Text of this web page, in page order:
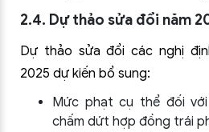
2.4. Dự thảo sửa đổi năm
Dự thảo sửa đổi các nghị
2025 dự kiến bổ sung:
Mức phạt cụ thể đối
chấm dứt hợp đồng trái